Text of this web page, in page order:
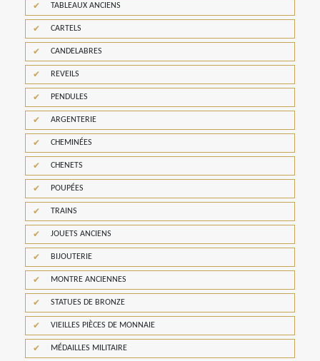
TABLEAUX ANCIENS
CARTELS
CANDELABRES
REVEILS
PENDULES
ARGENTERIE
CHEMINÉES
CHENETS
POUPÉES
TRAINS
JOUETS ANCIENS
BIJOUTERIE
MONTRE ANCIENNES
STATUES DE BRONZE
VIEILLES PIÈCES DE MONNAIE
MÉDAILLES MILITAIRE